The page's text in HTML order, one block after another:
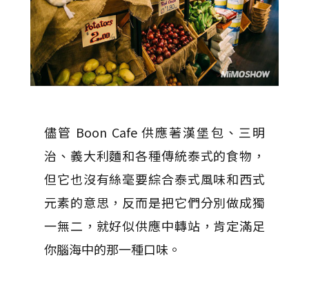
儘管 Boon Cafe 供應著漢堡包、三明
治、義大利麵和各種傳統泰式的食物，
但它也沒有絲毫要綜合泰式風味和西式
元素的意思，反而是把它們分別做成獨
一無二，就好似供應中轉站，肯定滿足
你腦海中的那一種口味。